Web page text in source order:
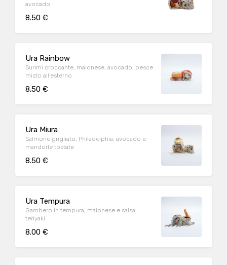
avocado
8.50 €
Ura Rainbow
Surimi croccante, maionese, avocado, pesce
misto all’esterno
8.50 €
Ura Miura
Salmone grigliato, Philadelphia, avocado e
mandorle tostate
8.50 €
Ura Tempura
Gambero in tempura, maionese e salsa
teriyaki
8.00 €